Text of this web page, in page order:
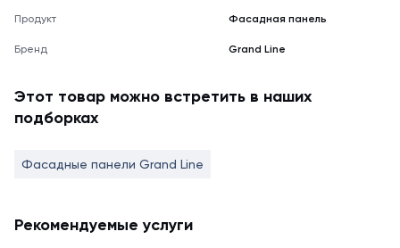
Продукт Фасадная панель
Бренд Grand Line
Этот товар можно встретить в наших
подборках
Фасадные панели Grand Line
Рекомендуемые услуги